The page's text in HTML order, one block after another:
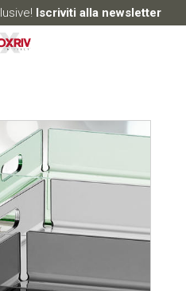
Iscriviti alla newsletter